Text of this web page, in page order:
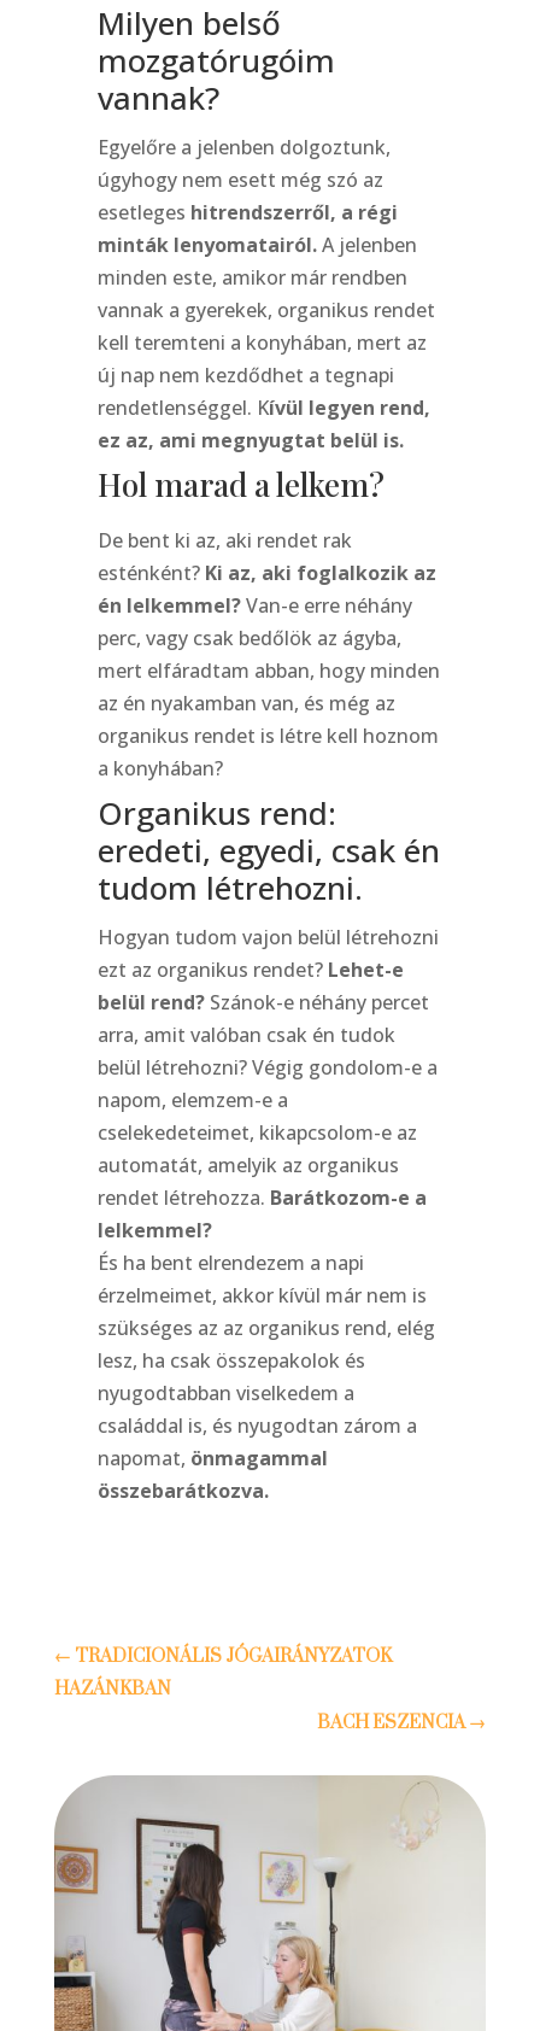
Milyen belső
mozgatórugóim
vannak?
Egyelőre a jelenben dolgoztunk,
úgyhogy nem esett még szó az
esetleges hitrendszerről, a régi
minták lenyomatairól.A jelenben
minden este, amikor már rendben
vannak a gyerekek, organikus rendet
kell teremteni a konyhában, mert az
új nap nem kezdődhet a tegnapi
rendetlenséggel. Kívül legyen rend,
ez az, ami megnyugtat belül is.
Hol marad a lelkem?
De bent ki az, aki rendet rak
esténként? Ki az, aki foglalkozik az
én lelkemmel?Van-e erre néhány
perc, vagy csak bedőlök az ágyba,
mert elfáradtam abban, hogy minden
az én nyakamban van, és még az
organikus rendet is létre kell hoznom
a konyhában?
Organikus rend:
eredeti, egyedi, csak én
tudom létrehozni.
Hogyan tudom vajon belül létrehozni
ezt az organikus rendet? Lehet-e
belül rend?Szánok-e néhány percet
arra, amit valóban csak én tudok
belül létrehozni? Végig gondolom-e a
napom, elemzem-e a
cselekedeteimet, kikapcsolom-e az
automatát, amelyik az organikus
rendet létrehozza. Barátkozom-e a
lelkemmel?
És ha bent elrendezem a napi
érzelmeimet, akkor kívül már nem is
szükséges az az organikus rend, elég
lesz, ha csak összepakolok és
nyugodtabban viselkedem a
családdal is, és nyugodtan zárom a
napomat, önmagammal
összebarátkozva.
← TRADICIONÁLIS JÓGAIRÁNYZATOK
HAZÁNKBAN
BACH ESZENCIA→